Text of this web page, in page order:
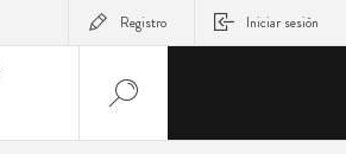
Registro Iniciar sesión